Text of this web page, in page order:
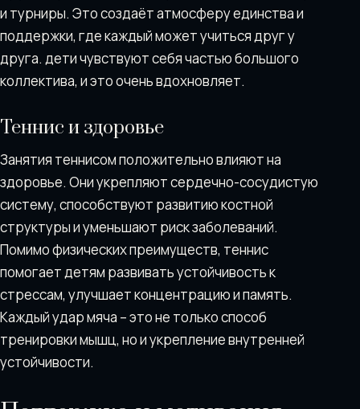
и турниры. Это создаёт атмосферу единства и
поддержки, где каждый может учиться друг у
друга. дети чувствуют себя частью большого
коллектива, и это очень вдохновляет.
Теннис и здоровье
Занятия теннисом положительно влияют на
здоровье. Они укрепляют сердечно-сосудистую
систему, способствуют развитию костной
структуры и уменьшают риск заболеваний.
Помимо физических преимуществ, теннис
помогает детям развивать устойчивость к
стрессам, улучшает концентрацию и память.
Каждый удар мяча – это не только способ
тренировки мышц, но и укрепление внутренней
устойчивости.